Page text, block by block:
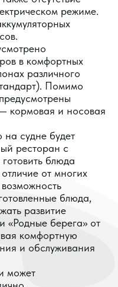
режиме.
в комфортных
различного
Помимо
кормовая и носовая
на судне будет
ресторан с
блюда
от многих
блюда,
развитие
«Родные берега» от
комфортную
и обслуживания
может